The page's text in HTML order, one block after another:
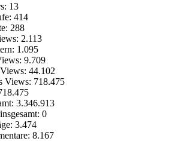
13
414
288
2.113
1.095
9.709
44.102
Views: 718.475
3.346.913
0
3.474
8.167